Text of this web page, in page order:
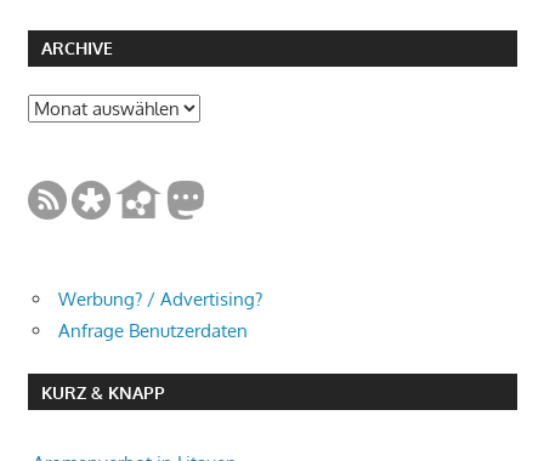
ARCHIVE
Archive
Werbung? / Advertising?
Anfrage Benutzerdaten
KURZ & KNAPP